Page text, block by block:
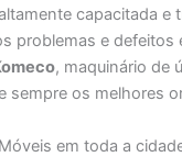
capacitada e
problemas e defeitos
, maquinário de
sempre os melhores
em toda a